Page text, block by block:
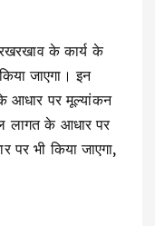
के कार्य के
जाएगा। इन
के आधार पर मूल्यांकन
लागत के आधार पर
पर भी किया जाएगा,